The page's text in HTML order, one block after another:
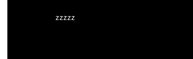
zzzzz